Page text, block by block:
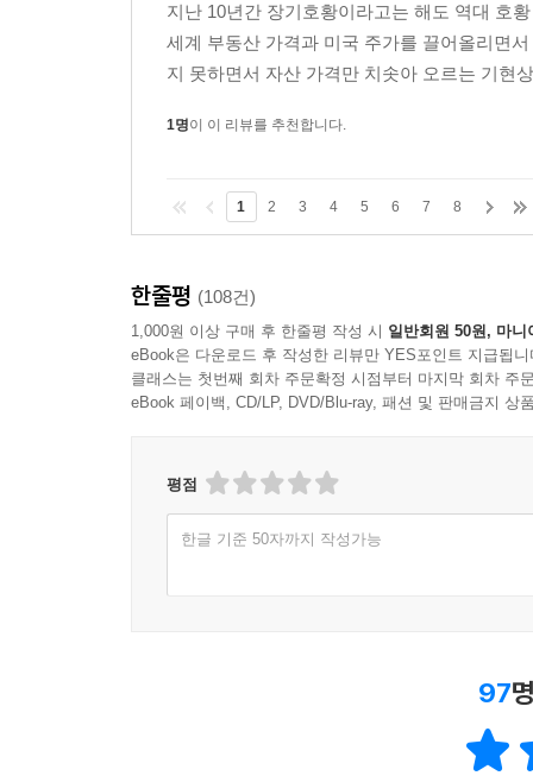
지난 10년간 장기호황이라고는 해도 역대 호
세계 부동산 가격과 미국 주가를 끌어올리면
지 못하면서 자산 가격만 치솟아 오르는 기현
1명이 이 리뷰를 추천합니다.
1 2 3 4 5 6 7 8
한줄평 (108건)
1,000원 이상 구매 후 한줄평 작성 시 일반회원 50원, 마니
eBook은 다운로드 후 작성한 리뷰만 YES포인트 지급됩니
클래스는 첫번째 회차 주문확정 시점부터 마지막 회차 주
eBook 페이백, CD/LP, DVD/Blu-ray, 패션 및 판매금지 상
평점
한글 기준 50자까지 작성가능
97